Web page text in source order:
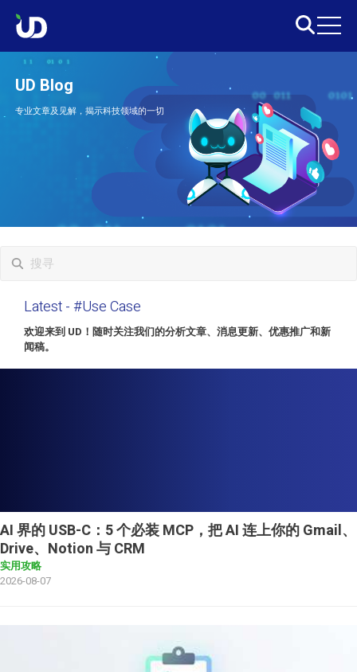
UD Blog
专业文章及见解，揭示科技领域的一切
Latest- #Use Case
欢迎来到 UD！随时关注我们的分析文章、消息更新、优惠推广和新
闻稿。
AI 界的 USB-C：5 个必装 MCP，把 AI 连上你的 Gmail、
Drive、Notion 与 CRM
实用攻略
2026-08-07